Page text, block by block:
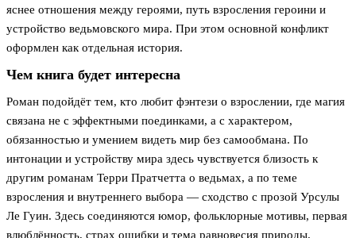
яснее отношения между героями, путь взросления героини и
устройство ведьмовского мира. При этом основной конфликт
оформлен как отдельная история.
Чем книга будет интересна
Роман подойдёт тем, кто любит фэнтези о взрослении, где магия
связана не с эффектными поединками, а с характером,
обязанностью и умением видеть мир без самообмана. По
интонации и устройству мира здесь чувствуется близость к
другим романам Терри Пратчетта о ведьмах, а по теме
взросления и внутреннего выбора — сходство с прозой Урсулы
Ле Гуин. Здесь соединяются юмор, фольклорные мотивы, первая
влюблённость, страх ошибки и тема равновесия природы.